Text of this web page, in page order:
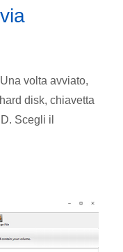
volta avviato,
disk, chiavetta
Scegli il